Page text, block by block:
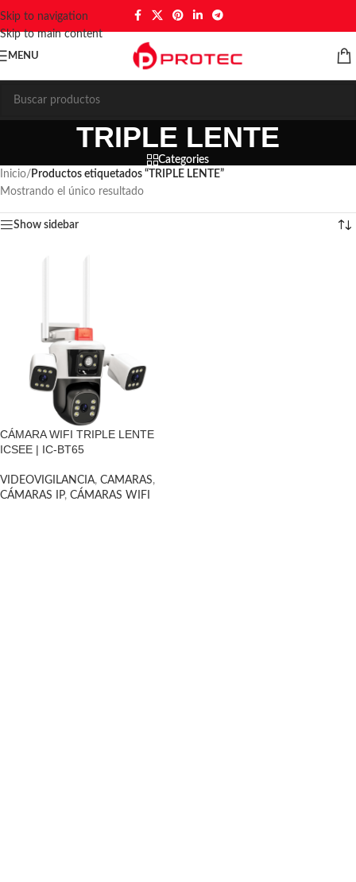
Skip to navigation
Skip to main content
MENU
TRIPLE LENTE
Categories
Inicio/ Productos etiquetados “TRIPLE LENTE”
Mostrando el único resultado
Show sidebar
CÁMARA WIFI TRIPLE LENTE
ICSEE | IC-BT65
VIDEOVIGILANCIA, CAMARAS,
CÁMARAS IP, CÁMARAS WIFI